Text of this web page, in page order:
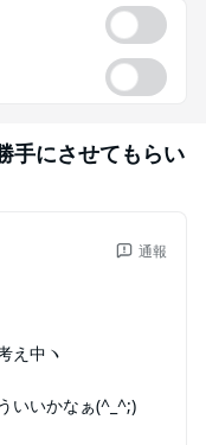
手にさせてもらい
通報
え中ヽ
いいかなぁ(^_^;)